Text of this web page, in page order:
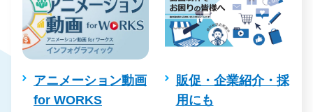
アニメーション動画
for WORKS
販促・企業紹介・採
用にも